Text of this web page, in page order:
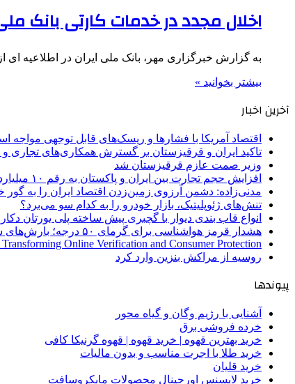
اخلال مجدد در خدمات کارتی بانک
به گزارش خبرگزاری مهر، بانک ملی ایران در اطلاعیه ای
بیشتر بخوانید »
آخرین اخبار
اقتصاد آمریکا با فشارها و ریسک‌های قابل توجهی مواجه
تاکید ایران و قرقیزستان بر گسترش همکاری‌های تجاری و
وزیر صمت عازم قرقیزستان شد
افزایش حجم تجارت بین ایران و پاکستان به رقم ۱۰ میلیارد دلار
مدنی‌زاده: دشمن آرزوی زمین‌زدن اقتصاد ایران را به گور
تنش‌های ژئوپلیتیک، بازار خودرو را به کدام سو می‌برد؟
انواع قاب بندی دیوار با گچبری پیش ساخته پلی یورتان
هشدار قرمز هواشناسی برای گرمای ۵۰ درجه؛ بارش‌های سیل‌آسا در ۳ استان
Online Verification and Consumer Protection
روسیه از مراکش بنزین وارد کرد
پیوندها
آشنایی با رژیم وگان و گیاه محور
خرده فروشی برق
خرید بهترین قهوه | خرید قهوه | قهوه گرنیکا کافی
خرید طلا با اجرت مناسب و بدون مالیات
خرید قلیان
خرید لایسنس اورجینال محصولات مایکروسافت